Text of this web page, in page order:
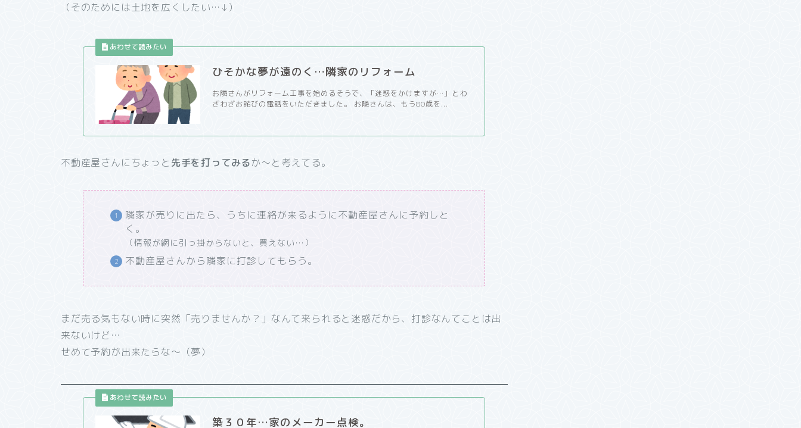
（そのためには土地を広くしたい…↓）
ひそかな夢が遠のく…隣家のリフォーム
お隣さんがリフォーム工事を始めるそうで、「迷惑をかけますが…」とわ
ざわざお詫びの電話をいただきました。 お隣さんは、もう80歳を...
不動産屋さんにちょっと 先手を打ってみるか～と考えてる。
隣家が売りに出たら、うちに連絡が来るように不動産屋さんに予約しと
く。
（情報が網に引っ掛からないと、買えない…）
不動産屋さんから隣家に打診してもらう。
まだ売る気もない時に突然「売りませんか？」なんて来られると迷惑だから、打診なんてことは出
来ないけど…
せめて予約が出来たらな～（夢）
築３０年…家のメーカー点検。